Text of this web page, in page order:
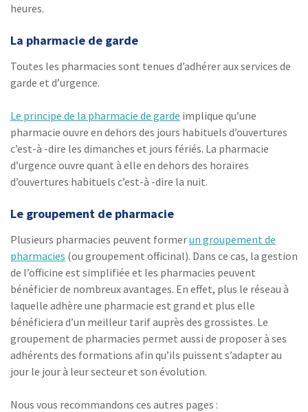
heures.
La pharmacie de garde
Toutes les pharmacies sont tenues d’adhérer aux services de
garde et d’urgence.
Le principe de la pharmacie de garde implique qu’une
pharmacie ouvre en dehors des jours habituels d’ouvertures
c’est-à -dire les dimanches et jours fériés. La pharmacie
d’urgence ouvre quant à elle en dehors des horaires
d’ouvertures habituels c’est-à -dire la nuit.
Le groupement de pharmacie
Plusieurs pharmacies peuvent formerun groupement de
pharmacies (ou groupement officinal). Dans ce cas, la gestion
de l’officine est simplifiée et les pharmacies peuvent
bénéficier de nombreux avantages. En effet, plus le réseau à
laquelle adhère une pharmacie est grand et plus elle
bénéficiera d’un meilleur tarif auprès des grossistes. Le
groupement de pharmacies permet aussi de proposer à ses
adhérents des formations afin qu’ils puissent s’adapter au
jour le jour à leur secteur et son évolution.
Nous vous recommandons ces autres pages :